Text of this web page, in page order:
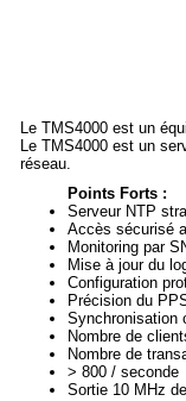
Le TMS4000 est un
Le TMS4000 est un
réseau.
Points Forts :
Serveur NTP
Accès sécurisé
Monitoring par
Mise à jour du
Configuration
Précision du
Synchronisation
Nombre de
Nombre de
> 800 / seconde
Sortie 10 MHz